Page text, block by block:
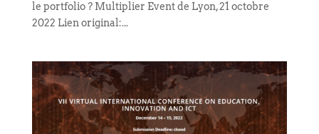
le portfolio ? Multiplier Event de Lyon, 21 octobre
2022 Lien original:...